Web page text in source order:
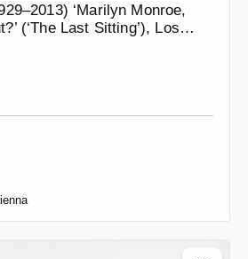
‘Marilyn Monroe,
(‘The Last Sitting’), Los